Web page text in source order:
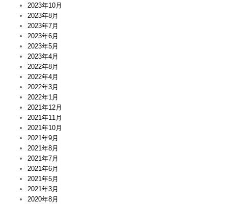
2023年10月
2023年8月
2023年7月
2023年6月
2023年5月
2023年4月
2022年8月
2022年4月
2022年3月
2022年1月
2021年12月
2021年11月
2021年10月
2021年9月
2021年8月
2021年7月
2021年6月
2021年5月
2021年3月
2020年8月